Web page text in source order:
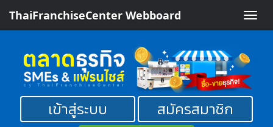
Toggle
ThaiFranchiseCenter Webboard
เข้าสู่ระบบ
สมัครสมาชิก